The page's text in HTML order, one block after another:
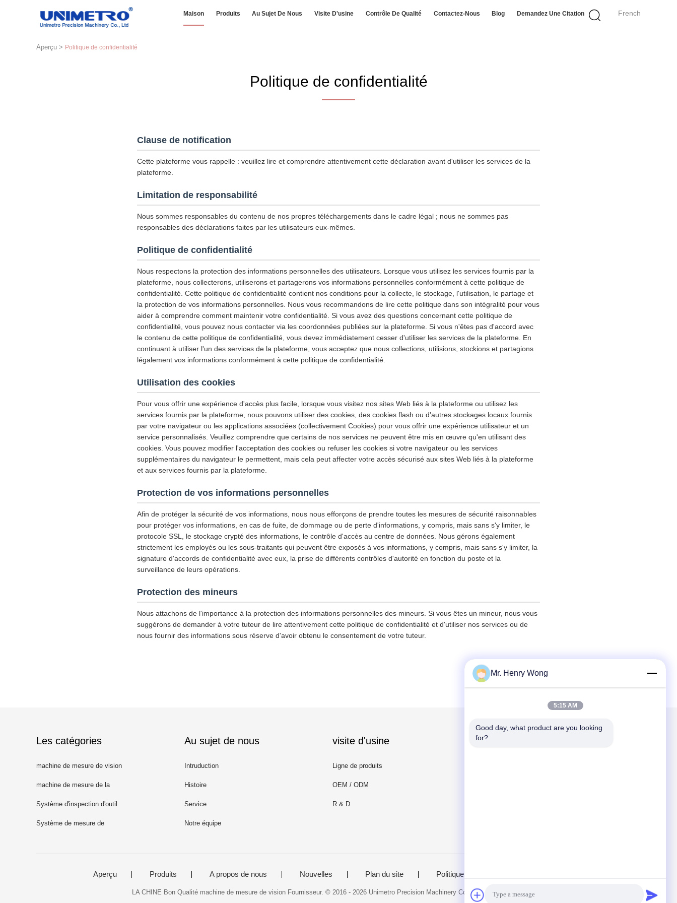
French
Maison Produits Au Sujet De Nous Visite D'usine Contrôle De Qualité Contactez-Nous Blog Demandez Une Citation
Aperçu > Politique de confidentialité
Politique de confidentialité
Clause de notification
Cette plateforme vous rappelle : veuillez lire et comprendre attentivement cette déclaration avant d'utiliser les services de la
plateforme.
Limitation de responsabilité
Nous sommes responsables du contenu de nos propres téléchargements dans le cadre légal ; nous ne sommes pas
responsables des déclarations faites par les utilisateurs eux-mêmes.
Politique de confidentialité
Nous respectons la protection des informations personnelles des utilisateurs. Lorsque vous utilisez les services fournis par la
plateforme, nous collecterons, utiliserons et partagerons vos informations personnelles conformément à cette politique de
confidentialité. Cette politique de confidentialité contient nos conditions pour la collecte, le stockage, l'utilisation, le partage et
la protection de vos informations personnelles. Nous vous recommandons de lire cette politique dans son intégralité pour vous
aider à comprendre comment maintenir votre confidentialité. Si vous avez des questions concernant cette politique de
confidentialité, vous pouvez nous contacter via les coordonnées publiées sur la plateforme. Si vous n'êtes pas d'accord avec
le contenu de cette politique de confidentialité, vous devez immédiatement cesser d'utiliser les services de la plateforme. En
continuant à utiliser l'un des services de la plateforme, vous acceptez que nous collections, utilisions, stockions et partagions
légalement vos informations conformément à cette politique de confidentialité.
Utilisation des cookies
Pour vous offrir une expérience d'accès plus facile, lorsque vous visitez nos sites Web liés à la plateforme ou utilisez les
services fournis par la plateforme, nous pouvons utiliser des cookies, des cookies flash ou d'autres stockages locaux fournis
par votre navigateur ou les applications associées (collectivement Cookies) pour vous offrir une expérience utilisateur et un
service personnalisés. Veuillez comprendre que certains de nos services ne peuvent être mis en œuvre qu'en utilisant des
cookies. Vous pouvez modifier l'acceptation des cookies ou refuser les cookies si votre navigateur ou les services
supplémentaires du navigateur le permettent, mais cela peut affecter votre accès sécurisé aux sites Web liés à la plateforme
et aux services fournis par la plateforme.
Protection de vos informations personnelles
Afin de protéger la sécurité de vos informations, nous nous efforçons de prendre toutes les mesures de sécurité raisonnables
pour protéger vos informations, en cas de fuite, de dommage ou de perte d'informations, y compris, mais sans s'y limiter, le
protocole SSL, le stockage crypté des informations, le contrôle d'accès au centre de données. Nous gérons également
strictement les employés ou les sous-traitants qui peuvent être exposés à vos informations, y compris, mais sans s'y limiter, la
signature d'accords de confidentialité avec eux, la prise de différents contrôles d'autorité en fonction du poste et la
surveillance de leurs opérations.
Protection des mineurs
Nous attachons de l'importance à la protection des informations personnelles des mineurs. Si vous êtes un mineur, nous vous
suggérons de demander à votre tuteur de lire attentivement cette politique de confidentialité et d'utiliser nos services ou de
nous fournir des informations sous réserve d'avoir obtenu le consentement de votre tuteur.
Les catégories
machine de mesure de vision
machine de mesure de la
coordonnée 3D
Système d'inspection d'outil
Système de mesure de
Au sujet de nous
Intruduction
Histoire
Service
Notre équipe
visite d'usine
Ligne de produits
OEM / ODM
R & D
Mail nous
Aperçu Produits A propos de nous Nouvelles Plan du site Politique de confidentialité
LA CHINE Bon Qualité machine de mesure de vision Fournisseur. © 2016 - 2026 Unimetro Precision Machinery Co., Ltd. All Rights Reserved.
Mr. Henry Wong
5:15 AM
Good day, what product are you looking
for?